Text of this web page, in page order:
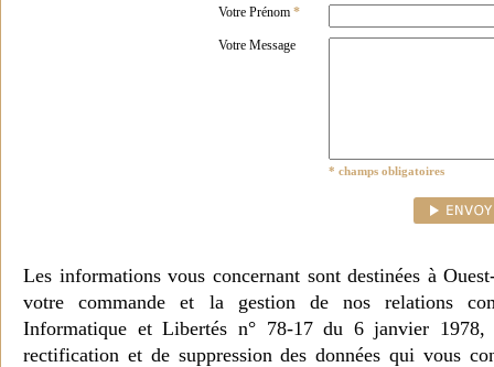
Votre Prénom *
Votre Message
* champs obligatoires
Les informations vous concernant sont destinées à
votre commande et la gestion de nos relations
Informatique et Libertés n° 78-17 du 6 janvier 1978,
rectification et de suppression des données qui vous